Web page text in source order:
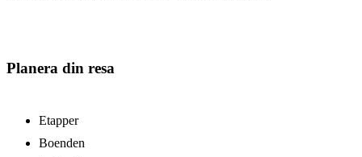
Planera din resa
Etapper
Boenden